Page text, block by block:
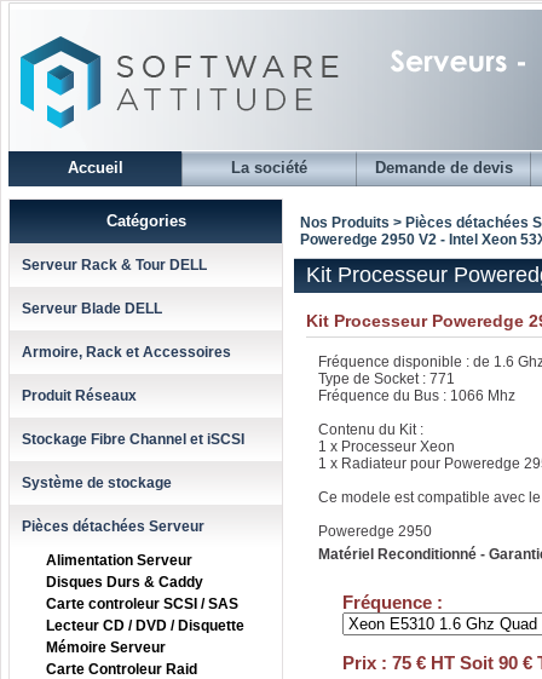
Accueil La société Demande de devis
Catégories
Serveur Rack & Tour DELL
Serveur Blade DELL
Armoire, Rack et Accessoires
Produit Réseaux
Stockage Fibre Channel et iSCSI
Système de stockage
Pièces détachées Serveur
Alimentation Serveur
Disques Durs & Caddy
Carte controleur SCSI / SAS
Lecteur CD / DVD / Disquette
Mémoire Serveur
Carte Controleur Raid
Nos Produits > Pièces détachées
Poweredge 2950 V2 - Intel Xeon
Kit Processeur
Kit Processeur Poweredge
Fréquence disponible : de 1.6
Type de Socket : 771
Fréquence du Bus : 1066 Mhz
Contenu du Kit :
1 x Processeur Xeon
1 x Radiateur pour Poweredge
Ce modele est compatible avec
Poweredge 2950
Matériel Reconditionné -
Fréquence :
Prix : 75 € HT Soit 90 €